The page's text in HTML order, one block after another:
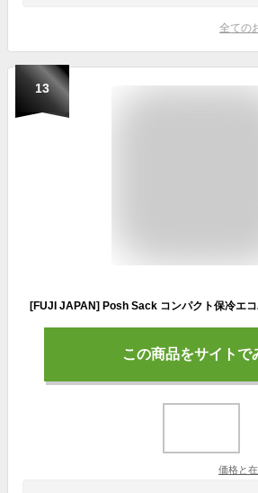
全ての
13
この商品をサイトで
価格と